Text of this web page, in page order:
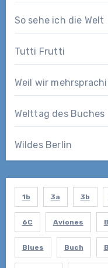
So sehe ich die Welt
Tutti Frutti
Weil wir
Welttag des Buches
Wildes Berlin
1b 3a 3b
6C Aviones
Blues Buch